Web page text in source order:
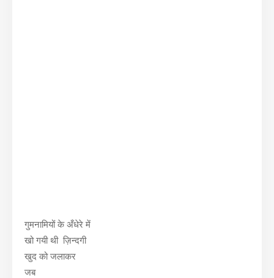
गुमनामियों के अँधेरे में
खो गयी थी ज़िन्दगी
खुद को जलाकर
जब